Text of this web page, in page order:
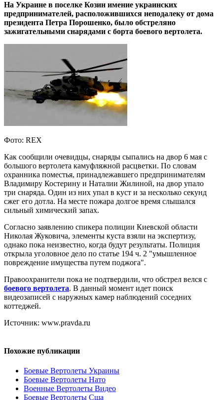
На Украине в поселке Козин имение украинских
предпринимателей, расположившихся неподалеку от дома
президента Петра Порошенко, было обстреляно
зажигательными снарядами с борта боевого вертолета.
Фото: REX
Как сообщили очевидцы, снаряды сыпались на двор 6 мая с
большого вертолета камуфляжной расцветки. По словам
охранника поместья, принадлежавшего предпринимателям
Владимиру Костерину и Наталии Жилиной, на двор упало
три снаряда. Один из них упал в куст и за несколько секунд
сжег его дотла. На месте пожара долгое время слышался
сильный химический запах.
Согласно заявлению спикера полиции Киевской области
Николая Жуковича, элементы куста взяли на экспертизу,
однако пока неизвестно, когда будут результаты. Полиция
открыла уголовное дело по статье 194 ч. 2 "умышленное
повреждение имущества путем поджога".
Правоохранители пока не подтвердили, что обстрел велся с
боевого вертолета. В данный момент идет поиск
видеозаписей с наружных камер наблюдений соседних
коттеджей.
Источник: www.pravda.ru
Похожие публикации
Боевые Вертолеты Украины
Боевые Вертолеты Нато
Военные Вертолеты Видео
Боевые Вертолеты Сша